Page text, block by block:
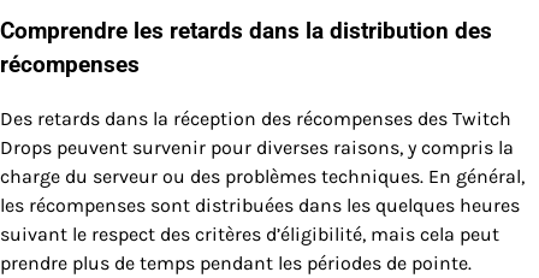
Comprendre les retards dans la distribution des
récompenses
Des retards dans la réception des récompenses des Twitch
Drops peuvent survenir pour diverses raisons, y compris la
charge du serveur ou des problèmes techniques. En général,
les récompenses sont distribuées dans les quelques heures
suivant le respect des critères d’éligibilité, mais cela peut
prendre plus de temps pendant les périodes de pointe.